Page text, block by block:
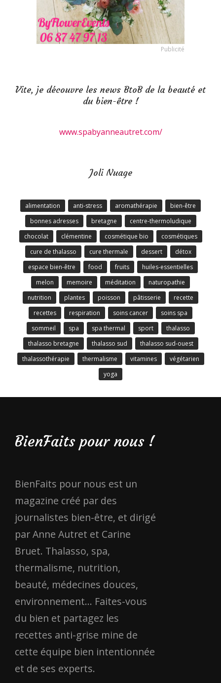
Publicité
Vite, je découvre les news BtoB de la beauté et
du bien-être !
www.spabyanneautret.com/
Joli Nuage
alimentation anti-stress aromathérapie
bien-être
bonnes adresses
bretagne
centre-thermoludique
chocolat
clémentine cosmétique bio
cosmétiques
cure de thalasso
cure thermale dessert
détox
espace bien-être
food fruits
huiles-essentielles
melon
memoire méditation
naturopathie
nutrition
plantes poisson pâtisserie
recette
recettes
respiration soins cancer
soins spa
sommeil
spa spa thermal sport
thalasso
thalasso bretagne
thalasso sud
thalasso sud-ouest
thalassothérapie
thermalisme vitamines
végétarien
yoga
BienFaits pour nous !
BienFaits pour nous est un
magazine créé par des
journalistes bien-être, et dirigé
par Anne Autret et Carine
Bruet. Thalasso, spa,
thermalisme, nutrition,
beauté, médecines douces,
environnement... Faites-vous
du bien et partagez les
recettes anti-grise mine de
cette équipe bien intentionnée
et de ses experts.